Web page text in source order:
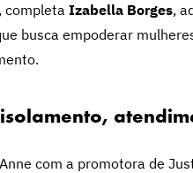
completa Izabella Borges,
busca empoderar
com a promotora de